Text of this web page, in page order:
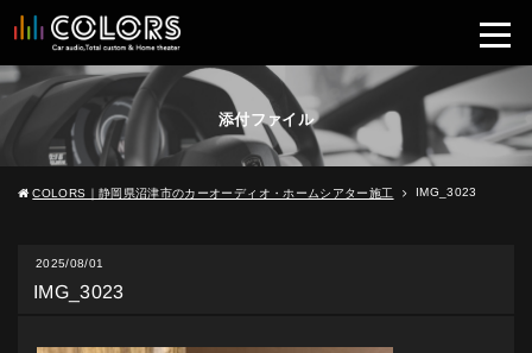
添付ファイル
COLORS｜静岡県沼津市のカーオーディオ・ホームシアター施工 IMG_3023
2025/08/01
IMG_3023